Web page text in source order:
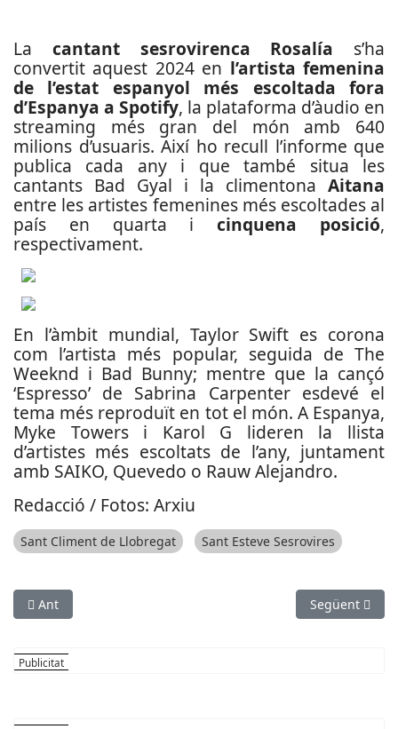
La cantant sesrovirenca Rosalía s’ha
convertit aquest 2024 en l’artista femenina
de l’estat espanyol més escoltada fora
d’Espanya a Spotify, la plataforma d’àudio en
streaming més gran del món amb 640
milions d’usuaris. Així ho recull l’informe que
publica cada any i que també situa les
cantants Bad Gyal i la climentona Aitana
entre les artistes femenines més escoltades al
país en quarta icinquena posició,
respectivament.
En l’àmbit mundial, Taylor Swift es corona
com l’artista més popular, seguida de The
Weeknd i Bad Bunny; mentre que la cançó
‘Espresso’ de Sabrina Carpenter esdevé el
tema més reproduït en tot el món. A Espanya,
Myke Towers i Karol G lideren la llista
d’artistes més escoltats de l’any, juntament
amb SAIKO, Quevedo o Rauw Alejandro.
Redacció / Fotos: Arxiu
Sant Climent de Llobregat Sant Esteve Sesrovires
Article anterior: Ja es poden reservar les entrades per poder
Ant Article
Següent